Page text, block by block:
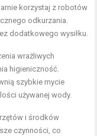
korzystaj z robotów
odkurzania.
dodatkowego wysiłku.
wrażliwych
higieniczność.
szybkie mycie
używanej wody.
i środków
czynności, co